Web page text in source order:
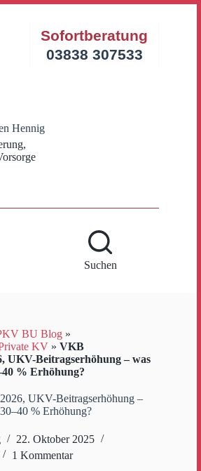
Hennig
Sofortberatung
03838 307533
Suchen
BU Blog »
KV » VKB
UKV-Beitragserhöhung – was
% Erhöhung?
UKV-Beitragserhöhung –
% Erhöhung?
22. Oktober 2025
1 Kommentar